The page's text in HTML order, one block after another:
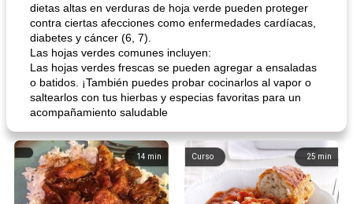
dietas altas en verduras de hoja verde pueden proteger
contra ciertas afecciones como enfermedades cardíacas,
diabetes y cáncer (6, 7).
Las hojas verdes comunes incluyen:
Las hojas verdes frescas se pueden agregar a ensaladas
o batidos. ¡También puedes probar cocinarlos al vapor o
saltearlos con tus hierbas y especias favoritas para un
acompañamiento saludable
14 min 25 min
Curso